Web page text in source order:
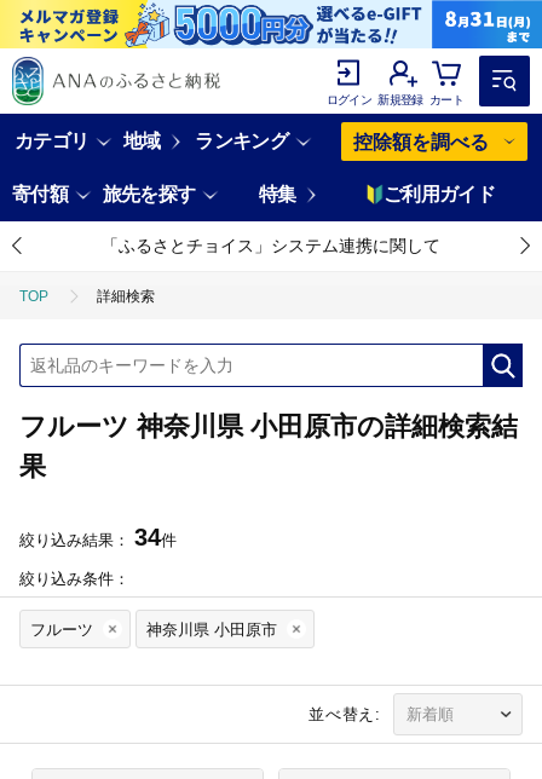
ログイン 新規登録 カート
カテゴリ 地域 ランキング 控除額を調べる
寄付額 旅先を探す 特集 ご利用ガイド
「ふるさとチョイス」システム連携に関して
TOP 詳細検索
フルーツ 神奈川県 小田原市の詳細検索結
果
絞り込み結果： 34件
絞り込み条件：
フルーツ 神奈川県 小田原市
並べ替え: